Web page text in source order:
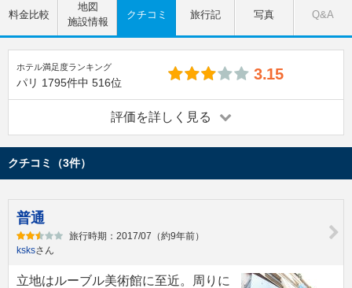
料金比較
地図
施設情報
クチコミ 旅行記 写真 Q&A
ホテル満足度ランキング
パリ 1795件中 516位 3.15
評価を詳しく見る
クチコミ（3件）
普通
旅行時期：2017/07（約9年前）
ksksさん
立地はルーブル美術館に至近。周りに